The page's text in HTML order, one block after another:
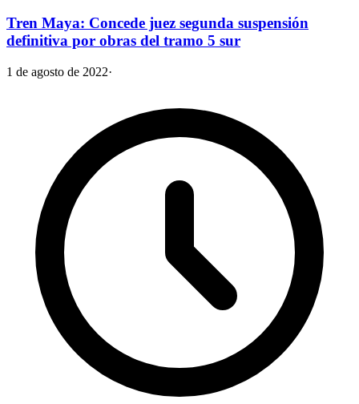
Tren Maya: Concede juez segunda suspensión
definitiva por obras del tramo 5 sur
1 de agosto de 2022·